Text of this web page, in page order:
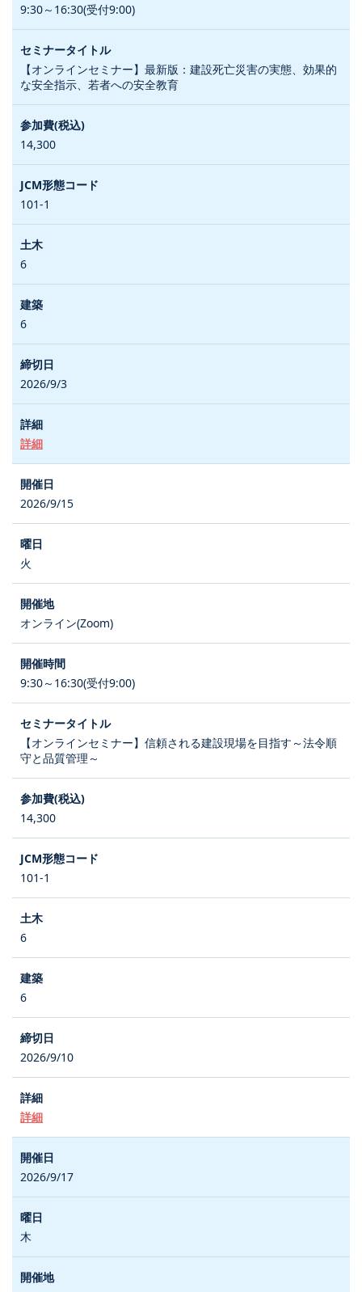
9:30～16:30(受付9:00)
【オンラインセミナー】最新版：建設死亡災害の実態、効果的
な安全指示、若者への安全教育
14,300
101-1
6
6
2026/9/3
詳細
2026/9/15
火
オンライン(Zoom)
9:30～16:30(受付9:00)
【オンラインセミナー】信頼される建設現場を目指す～法令順
守と品質管理～
14,300
101-1
6
6
2026/9/10
詳細
2026/9/17
木